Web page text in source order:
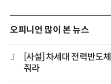
오피니언 많이 본 뉴스
1
[사설] 차세대 전력반도
줘라